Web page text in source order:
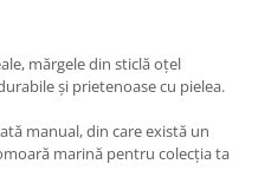
mărgele din sticlă oțel
și prietenoase cu pielea.
manual, din care există un
marină pentru colecția ta